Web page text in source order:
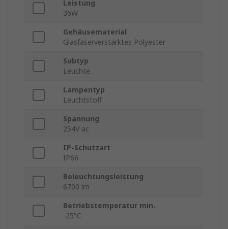
Leistung
36W
Gehäusematerial
Glasfaserverstärktes Polyester
Subtyp
Leuchte
Lampentyp
Leuchtstoff
Spannung
254V ac
IP-Schutzart
IP66
Beleuchtungsleistung
6700 lm
Betriebstemperatur min.
-25°C